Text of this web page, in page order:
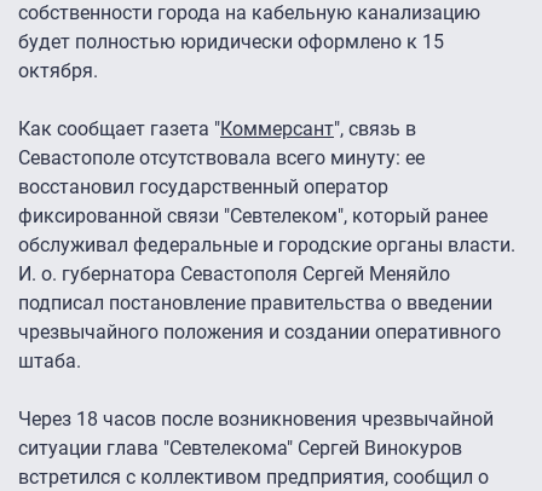
собственности города на кабельную канализацию
будет полностью юридически оформлено к 15
октября.
Как сообщает газета "Коммерсант", связь в
Севастополе отсутствовала всего минуту: ее
восстановил государственный оператор
фиксированной связи "Севтелеком", который ранее
обслуживал федеральные и городские органы власти.
И. о. губернатора Севастополя Сергей Меняйло
подписал постановление правительства о введении
чрезвычайного положения и создании оперативного
штаба.
Через 18 часов после возникновения чрезвычайной
ситуации глава "Севтелекома" Сергей Винокуров
встретился с коллективом предприятия, сообщил о